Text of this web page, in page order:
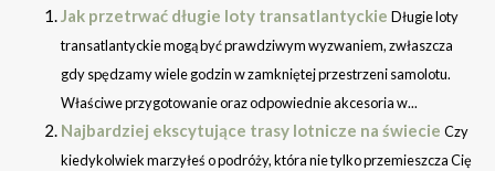
Jak przetrwać długie loty transatlantyckie Długie loty
transatlantyckie mogą być prawdziwym wyzwaniem, zwłaszcza
gdy spędzamy wiele godzin w zamkniętej przestrzeni samolotu.
Właściwe przygotowanie oraz odpowiednie akcesoria w...
Najbardziej ekscytujące trasy lotnicze na świecie Czy
kiedykolwiek marzyłeś o podróży, która nie tylko przemieszcza Cię